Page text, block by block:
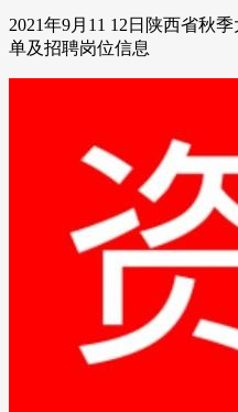
2021年9月11 12日陕西省秋
单及招聘岗位信息